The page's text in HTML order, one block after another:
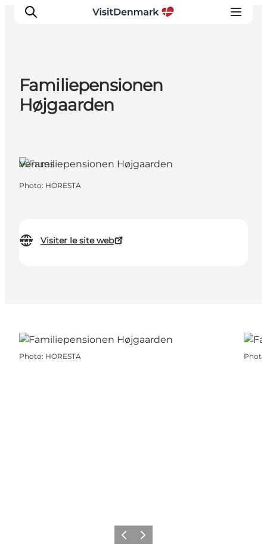
Inspirations
Destinations
Planifiez votre voyage
Familiepensionen
Højgaarden
Visiter le site web
Venues
Photo: HORESTA
Photo: HORESTA Photo
PrécédentSuivant